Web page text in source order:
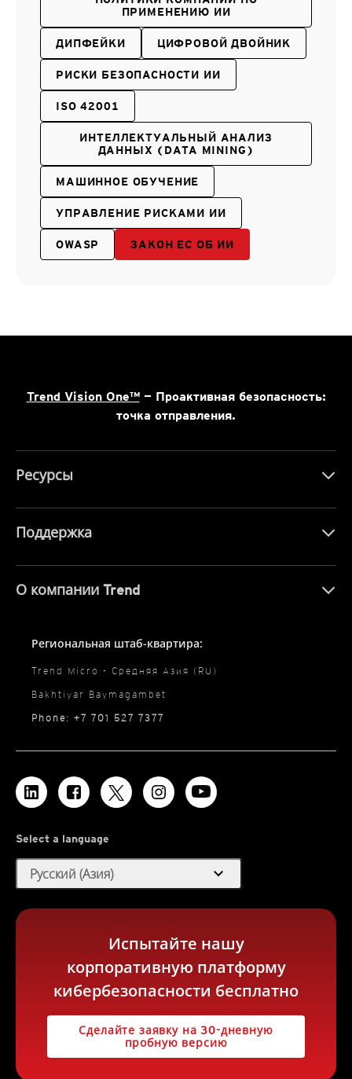
ПРИМЕНЕНИЮ ИИ
ДИПФЕЙКИ ЦИФРОВОЙ ДВОЙНИК
РИСКИ БЕЗОПАСНОСТИ ИИ
ISO 42001
ИНТЕЛЛЕКТУАЛЬНЫЙ АНАЛИЗ
ДАННЫХ (DATA MINING)
МАШИННОЕ ОБУЧЕНИЕ
УПРАВЛЕНИЕ РИСКАМИ ИИ
OWASP ЗАКОН ЕС ОБ ИИ
Trend Vision One™— Проактивная безопасность:
точка отправления.
Ресурсы
Поддержка
О компании Trend
Региональная штаб-квартира:
Trend Micro - Средняя Азия (RU)
Bakhtiyar Baymagambet
Phone: +7 701 527 7377
Select a language
Русский (Азия) expand_more
Испытайте нашу
корпоративную платформу
кибербезопасности бесплатно
Сделайте заявку на 30-дневную
пробную версию